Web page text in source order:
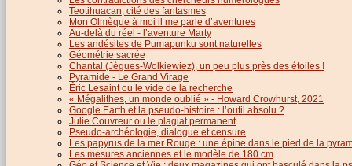
Teotihuacan, cité des fantasmes
Mon Olmèque à moi il me parle d’aventures
Au-delà du réel - l’aventure Marty
Les andésites de Pumapunku sont naturelles
Géométrie sacrée
Chantal (Jègues-Wolkiewiez), un peu plus près des étoiles !
Pyramide - Le Grand Virage
Éric Lesaint ou le vide de la recherche
« Mégalithes, un monde oublié » - Howard Crowhurst, 2021
Google Earth et la pseudo-histoire : l’outil absolu ?
Julie Couvreur ou le plagiat permanent
Pseudo-archéologie, dialogue et censure
Les papyrus de la mer Rouge : une épine dans le pied de la
Les mesures anciennes et le modèle de 180 cm